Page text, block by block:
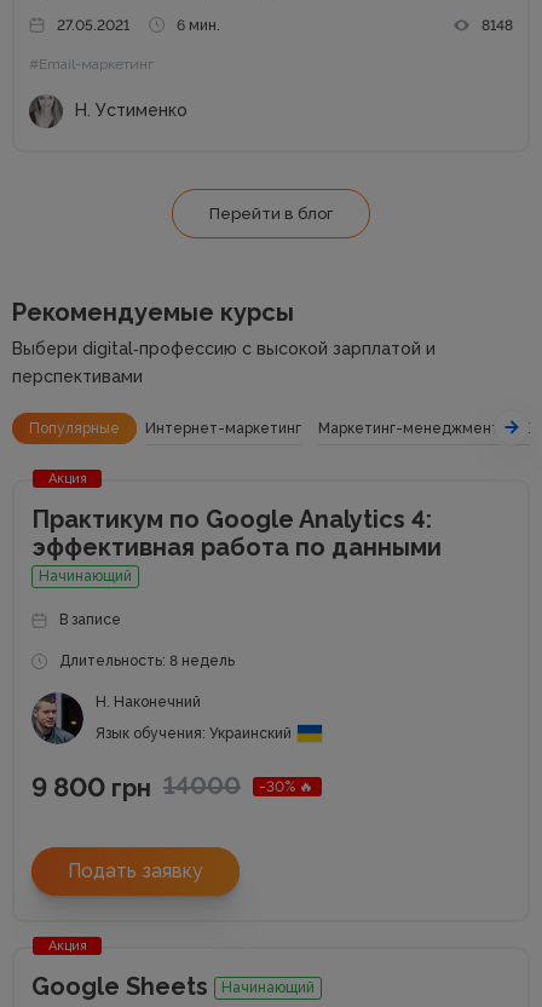
темы ведущие бренды Рунета используют сегодня, а
также получите общие советы по...
27.05.2021 6 мин. 8148
#Email-маркетинг
Н. Устименко
Перейти в блог
Рекомендуемые курсы
Выбери digital‑профессию с высокой зарплатой и
перспективами
Популярные Интернет-маркетинг Маркетинг-менеджмент
Акция
Практикум по Google Analytics 4:
эффективная работа по данными
Начинающий
В записе
Длительность: 8 недель
Н. Наконечний
Язык обучения: Украинский
9 800 грн 14000 -30% 🔥
Подать заявку
Акция
Google Sheets Начинающий